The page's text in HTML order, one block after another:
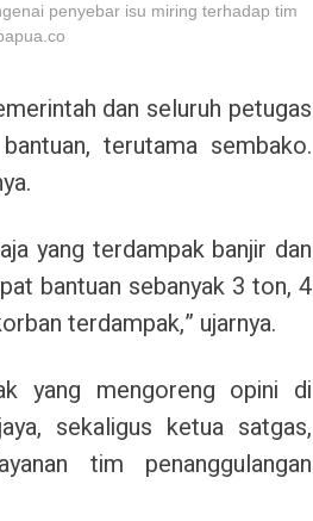
penyebar isu miring terhadap tim
dan seluruh petugas
terutama sembako.
yang terdampak banjir dan
bantuan sebanyak 3 ton, 4
terdampak,” ujarnya.
yang mengoreng opini di
sekaligus ketua satgas,
tim penanggulangan